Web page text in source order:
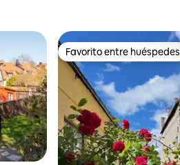
Favorito entre huéspedes
Favorito entre huéspedes